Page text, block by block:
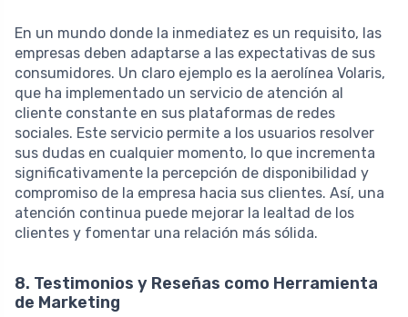
En un mundo donde la inmediatez es un requisito, las
empresas deben adaptarse a las expectativas de sus
consumidores. Un claro ejemplo es la aerolínea Volaris,
que ha implementado un servicio de atención al
cliente constante en sus plataformas de redes
sociales. Este servicio permite a los usuarios resolver
sus dudas en cualquier momento, lo que incrementa
significativamente la percepción de disponibilidad y
compromiso de la empresa hacia sus clientes. Así, una
atención continua puede mejorar la lealtad de los
clientes y fomentar una relación más sólida.
8. Testimonios y Reseñas como Herramienta
de Marketing